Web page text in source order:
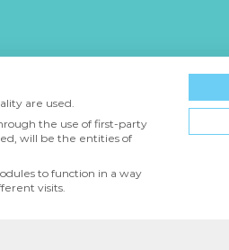
USO POLÍTICA DE COOKIES
are used.
the use of first-party
will be the entities of
to function in a way
visits.